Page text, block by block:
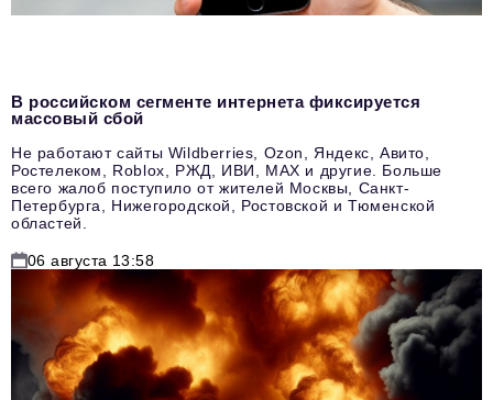
В российском сегменте интернета фиксируется
массовый сбой
Не работают сайты Wildberries, Ozon, Яндекс, Авито,
Ростелеком, Roblox, РЖД, ИВИ, MAX и другие. Больше
всего жалоб поступило от жителей Москвы, Санкт-
Петербурга, Нижегородской, Ростовской и Тюменской
областей.
06 августа 13:58